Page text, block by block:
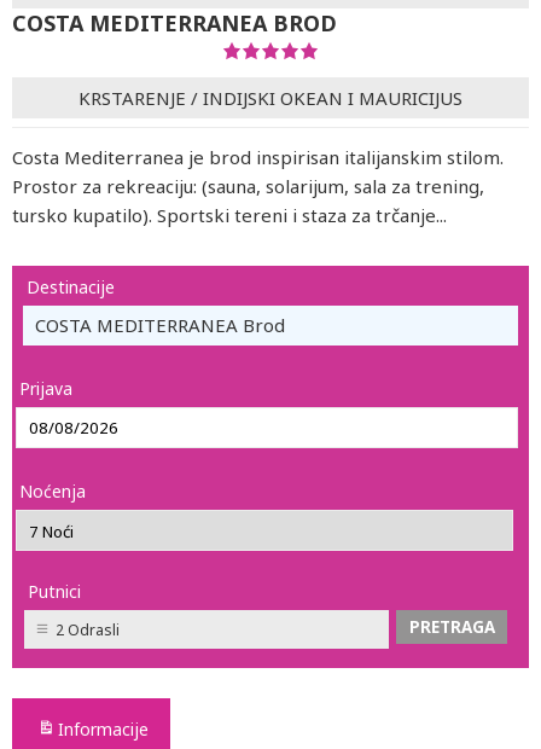
COSTA MEDITERRANEA BROD
KRSTARENJE / INDIJSKI OKEAN I MAURICIJUS
Costa Mediterranea je brod inspirisan italijanskim stilom.
Prostor za rekreaciju: (sauna, solarijum, sala za trening,
tursko kupatilo). Sportski tereni i staza za trčanje...
Destinacije
COSTA MEDITERRANEA Brod
Prijava
Noćenja
Putnici
2 Odrasli
Informacije